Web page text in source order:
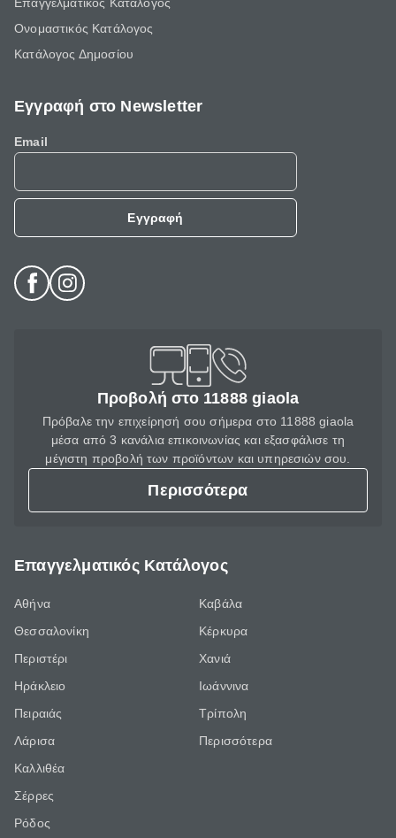
Ονομαστικός Κατάλογος
Κατάλογος Δημοσίου
Εγγραφή στο Newsletter
Email
Εγγραφή
Προβολή στο 11888 giaola
Πρόβαλε την επιχείρησή σου σήμερα στο 11888 giaola
μέσα από 3 κανάλια επικοινωνίας και εξασφάλισε τη
μέγιστη προβολή των προϊόντων και υπηρεσιών σου.
Περισσότερα
Επαγγελματικός Κατάλογος
Αθήνα
Θεσσαλονίκη
Περιστέρι
Ηράκλειο
Πειραιάς
Λάρισα
Καλλιθέα
Σέρρες
Ρόδος
Καβάλα
Κέρκυρα
Χανιά
Ιωάννινα
Τρίπολη
Περισσότερα